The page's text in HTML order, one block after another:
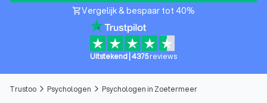
shopping_cartVergelijk & bespaar tot 40%
Uitstekend 4375reviews
Trustoo arrow_forward_ios Psychologen arrow_forward_ios Psychologen in Zoetermeer